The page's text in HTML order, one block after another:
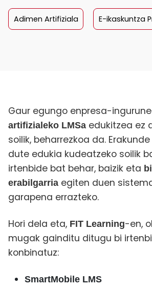
Adimen Artifiziala E-ikaskuntza
Gaur egungo enpresa-
artifizialeko LMSa edukitzea ez
soilik, beharrezkoa da.
dute edukia kudeatzeko soilik
irtenbide bat behar, baizik eta
erabilgarria egiten duen
garapena errazteko.
Hori dela eta, FIT Learning-en,
mugak gainditu ditugu bi
konbinatuz:
SmartMobile LMS